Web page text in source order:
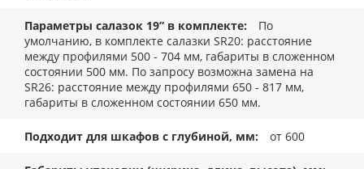
Параметры салазок 19” в комплекте
По
умолчанию, в комплекте салазки SR20: расстояние
между профилями 500 - 704 мм, габариты в сложенном
состоянии 500 мм. По запросу возможна замена на
SR26: расстояние между профилями 650 - 817 мм,
габариты в сложенном состоянии 650 мм.
Подходит для шкафов с глубиной, мм от 600